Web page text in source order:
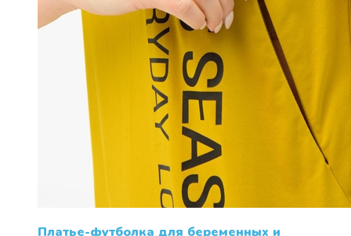
Платье-футболка для беременных и